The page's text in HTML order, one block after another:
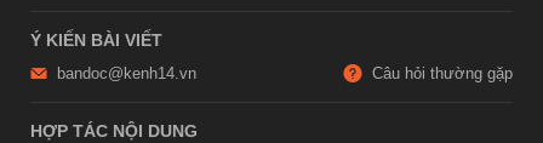
Ý KIẾN BÀI VIẾT
bandoc@kenh14.vn Câu hỏi thường gặp
HỢP TÁC NỘI DUNG